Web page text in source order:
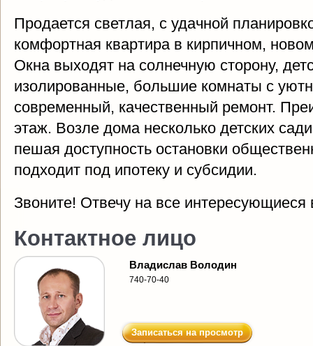
Продается светлая, с удачной
комфортная квартира в кирпичном,
Окна выходят на солнечную сторону,
изолированные, большие комнаты с
современный, качественный ремонт.
этаж. Возле дома несколько детских
пешая доступность остановки
подходит под ипотеку и субсидии.
Звоните! Отвечу на все интересующиеся
Контактное лицо
Владислав Володин
740-70-40
Записаться на просмотр